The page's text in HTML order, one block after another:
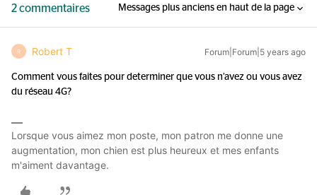
2 commentaires Messages plus anciens en haut de la page
R Robert T Forum|Forum|5 years ago
Comment vous faites pour determiner que vous n’avez ou vous avez
du réseau 4G?
Lorsque vous aimez mon poste, mon patron me donne une
augmentation, mon chien est plus heureux et mes enfants
m'aiment davantage.